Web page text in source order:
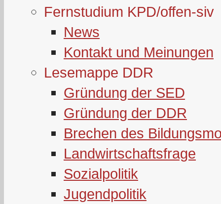
Fernstudium KPD/offen-siv
News
Kontakt und Meinungen
Lesemappe DDR
Gründung der SED
Gründung der DDR
Brechen des
Landwirtschaftsfrage
Sozialpolitik
Jugendpolitik